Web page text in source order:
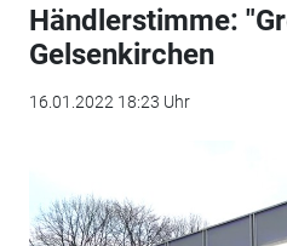
Händlerstimme:
Gelsenkirchen
16.01.2022 18:23 Uhr